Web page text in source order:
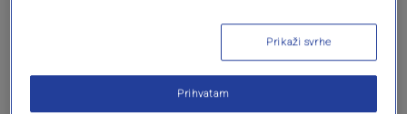
Prikaži svrhe
Prihvatam